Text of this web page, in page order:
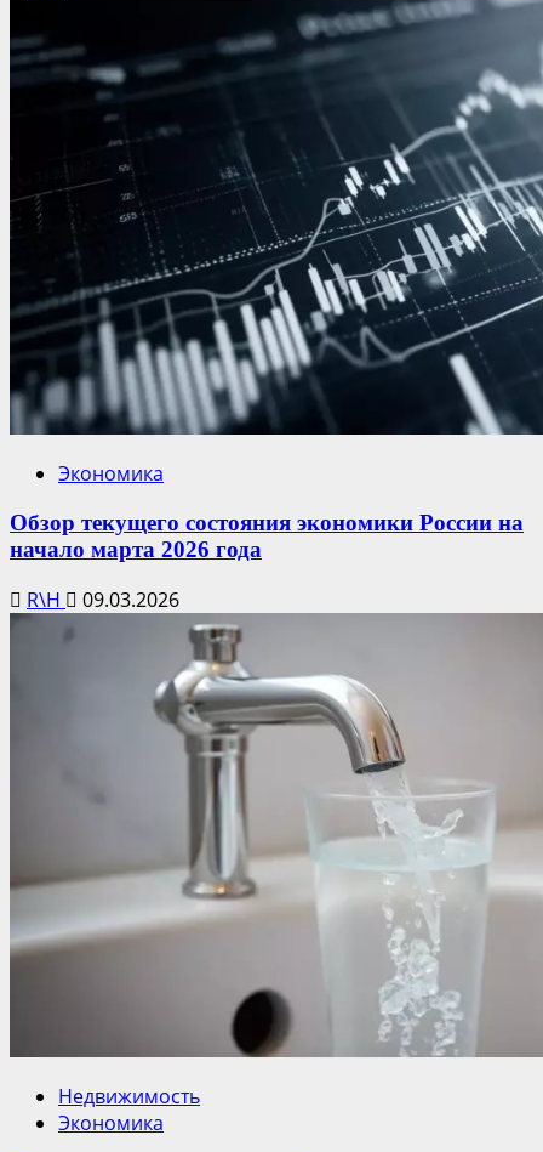
Экономика
Обзор текущего состояния экономики России на
начало марта 2026 года
R\H 09.03.2026
Недвижимость
Экономика